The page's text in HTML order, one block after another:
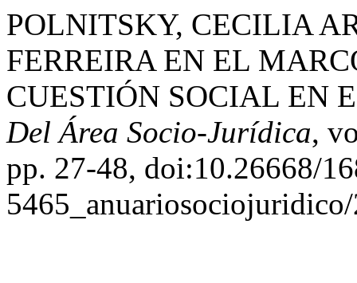
POLNITSKY, CECILIA
FERREIRA EN EL
CUESTIÓN SOCIAL EN
Del Área Socio-Jurídica,
pp. 27-48, doi:10.26668/